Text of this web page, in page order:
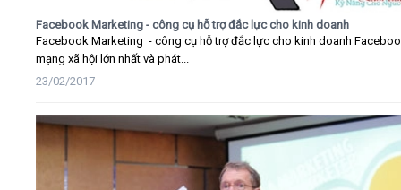
Facebook Marketing - công cụ hỗ trợ đắc lực cho kinh doanh
Facebook Marketing - công cụ hỗ trợ đắc lực cho kinh doanh
mạng xã hội lớn nhất và phát...
23/02/2017